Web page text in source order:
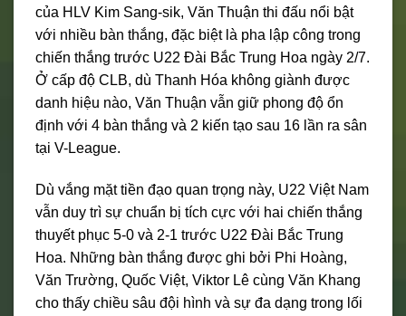
của HLV Kim Sang-sik, Văn Thuận thi đấu nổi bật
với nhiều bàn thắng, đặc biệt là pha lập công trong
chiến thắng trước U22 Đài Bắc Trung Hoa ngày 2/7.
Ở cấp độ CLB, dù Thanh Hóa không giành được
danh hiệu nào, Văn Thuận vẫn giữ phong độ ổn
định với 4 bàn thắng và 2 kiến tạo sau 16 lần ra sân
tại V-League.
Dù vắng mặt tiền đạo quan trọng này, U22 Việt Nam
vẫn duy trì sự chuẩn bị tích cực với hai chiến thắng
thuyết phục 5-0 và 2-1 trước U22 Đài Bắc Trung
Hoa. Những bàn thắng được ghi bởi Phi Hoàng,
Văn Trường, Quốc Việt, Viktor Lê cùng Văn Khang
cho thấy chiều sâu đội hình và sự đa dạng trong lối